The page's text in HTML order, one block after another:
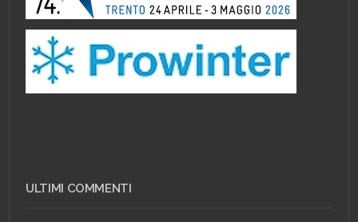
ULTIMI COMMENTI